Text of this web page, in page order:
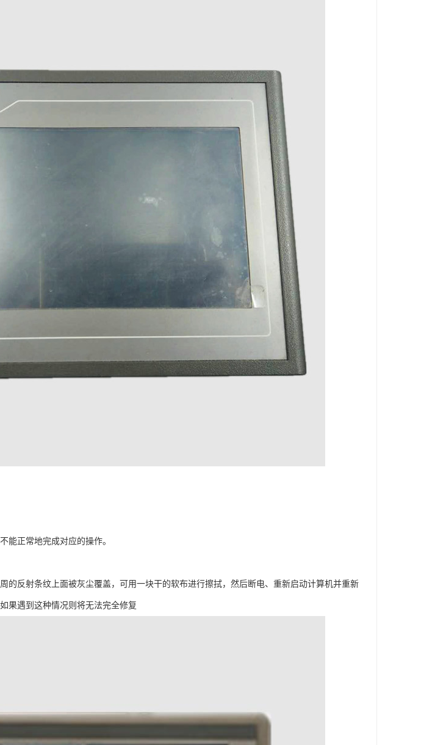
能正常地完成对应的操作。
的反射条纹上面被灰尘覆盖，可用一块干的软布进行擦拭，然后断电、重新启动计算机并重新
果遇到这种情况则将无法完全修复